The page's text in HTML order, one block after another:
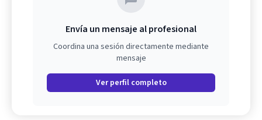
Envía un mensaje al profesional
Coordina una sesión directamente mediante
mensaje
Ver perfil completo